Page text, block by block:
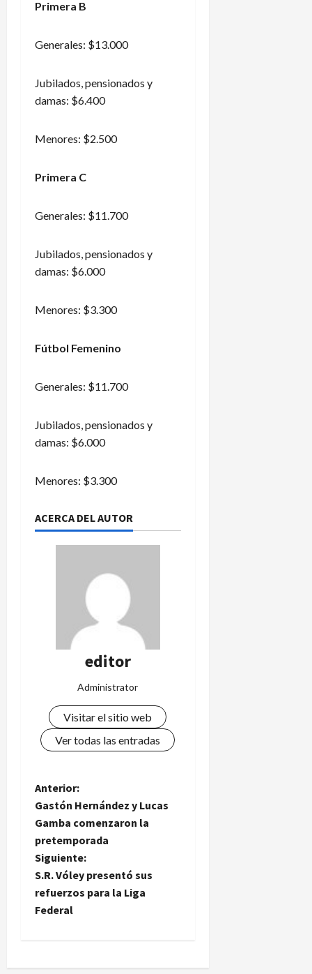
Primera B
Generales: $13.000
Jubilados, pensionados y
damas: $6.400
Menores: $2.500
Primera C
Generales: $11.700
Jubilados, pensionados y
damas: $6.000
Menores: $3.300
Fútbol Femenino
Generales: $11.700
Jubilados, pensionados y
damas: $6.000
Menores: $3.300
ACERCA DEL AUTOR
editor
Administrator
Visitar el sitio web
Ver todas las entradas
N
a
v
e
g
Anterior:
Gastón Hernández y Lucas
Gamba comenzaron la
pretemporada
Siguiente:
S.R. Vóley presentó sus
refuerzos para la Liga
Federal